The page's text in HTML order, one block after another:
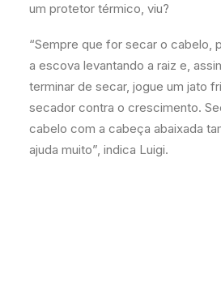
um protetor térmico, viu?
“Sempre que for secar o cabelo,
a escova levantando a raiz e,
terminar de secar, jogue um jato
secador contra o crescimento.
cabelo com a cabeça abaixada
ajuda muito”, indica Luigi.